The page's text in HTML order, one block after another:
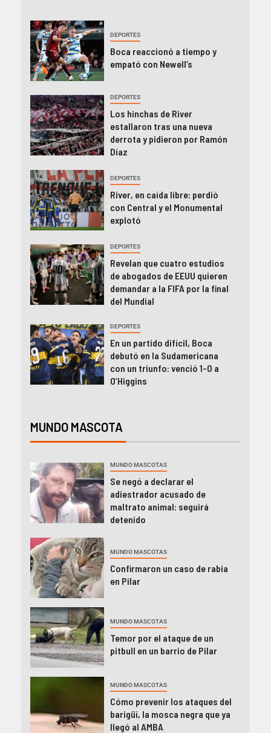
DEPORTES
Boca reaccionó a tiempo y
empató con Newell’s
DEPORTES
Los hinchas de River
estallaron tras una nueva
derrota y pidieron por Ramón
Díaz
DEPORTES
River, en caída libre: perdió
con Central y el Monumental
explotó
DEPORTES
Revelan que cuatro estudios
de abogados de EEUU quieren
demandar a la FIFA por la final
del Mundial
DEPORTES
En un partido difícil, Boca
debutó en la Sudamericana
con un triunfo: venció 1-0 a
O’Higgins
MUNDO MASCOTA
MUNDO MASCOTAS
Se negó a declarar el
adiestrador acusado de
maltrato animal: seguirá
detenido
MUNDO MASCOTAS
Confirmaron un caso de rabia
en Pilar
MUNDO MASCOTAS
Temor por el ataque de un
pitbull en un barrio de Pilar
MUNDO MASCOTAS
Cómo prevenir los ataques del
barigüí, la mosca negra que ya
llegó al AMBA